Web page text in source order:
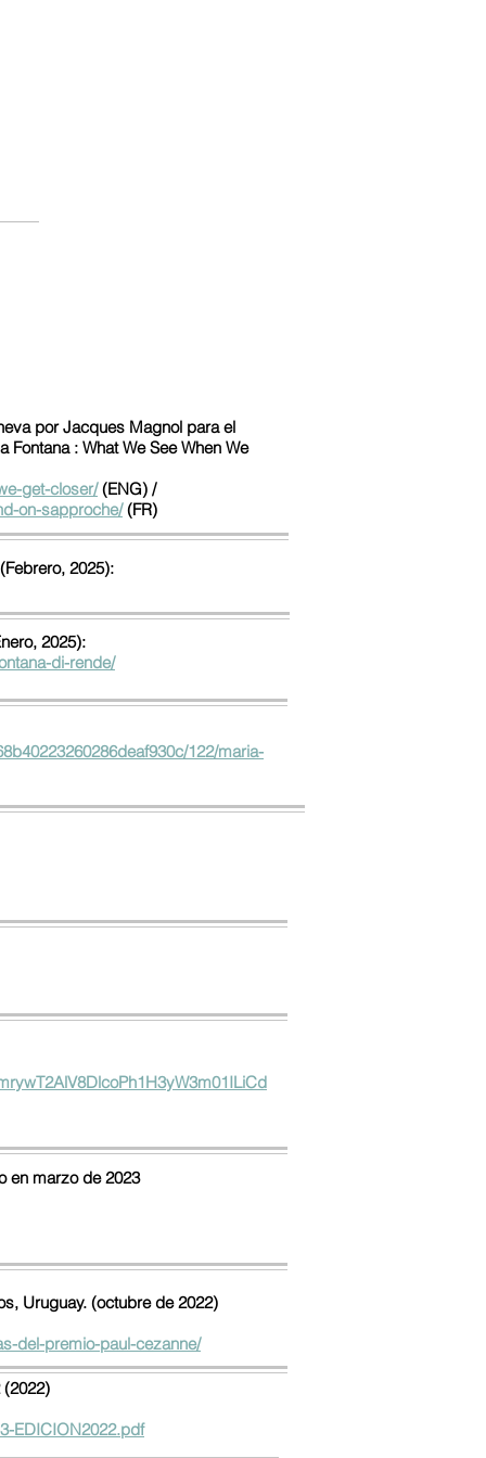
por Jacques Magnol para el
: What We See When We
get-closer/(ENG) /
on-sapproche/(FR)
2025):
2025):
di-rende/
122/maria-
en marzo de 2023
Uruguay. (octubre de 2022)
del-premio-paul-cezanne/
EDICION2022.pdf